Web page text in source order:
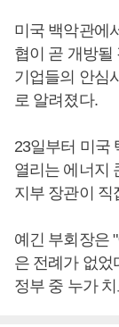
미국 백악관에
협이 곧 개방될
기업들의 안심
로 알려졌다.
23일부터 미국
열리는 에너지
지부 장관이 직
예긴 부회장은
은 전례가 없었
정부 중 누가